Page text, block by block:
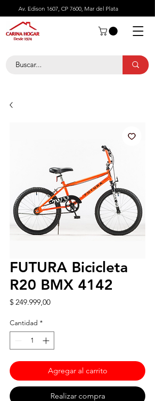
Av. Edison 1607, CP 7600, Mar del Plata
FUTURA Bicicleta
R20 BMX 4142
$ 249.999,00Precio
Cantidad *
Agregar al carrito
Realizar compra